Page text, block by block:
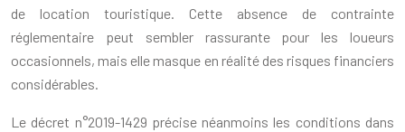
de location touristique. Cette absence de contrainte
réglementaire peut sembler rassurante pour les loueurs
occasionnels, mais elle masque en réalité des risques financiers
considérables.
Le décret n°2019-1429 précise néanmoins les conditions dans